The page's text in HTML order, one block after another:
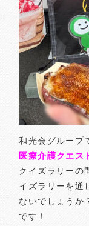
和光会グループ
医療介護クエス
クイズラリーの
イズラリーを通
ないでしょうか
です！